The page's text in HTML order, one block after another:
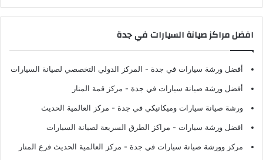
افضل مراكز صيانة السيارات في جدة
أفضل ورشة سيارات في جدة - المركز الدولي التخصصي لصيانة السيارات
أفضل ورشة صيانة سيارات في جدة - مركز قمة المنار
ورشة صيانة سيارات وميكانيكي في جدة - مركز العالمية الحديث
افضل ورشة سيارات - مراكز الطرق السريعة لصيانة السيارات
مركز وورشة صيانة سيارات في جدة - مركز العالمية الحديث فرع المنار